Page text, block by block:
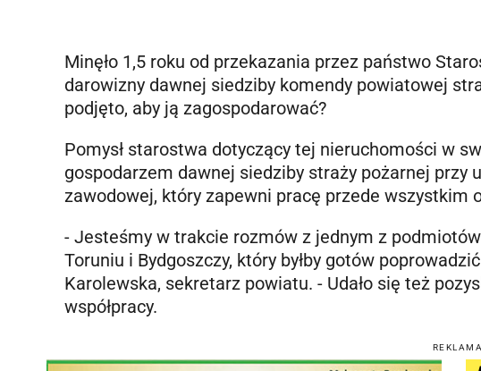
Minęło 1,5 roku od przekazania przez państwo
darowizny dawnej siedziby komendy powiatowej
podjęto, aby ją zagospodarować?
Pomysł starostwa dotyczący tej nieruchomości w
gospodarzem dawnej siedziby straży pożarnej przy
zawodowej, który zapewni pracę przede wszystkim
- Jesteśmy w trakcie rozmów z jednym z
Toruniu i Bydgoszczy, który byłby gotów
Karolewska, sekretarz powiatu. - Udało się też
współpracy.
REKLAMA